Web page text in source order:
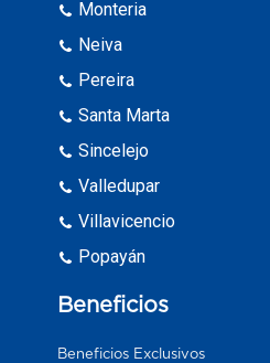
Monteria
Neiva
Pereira
Santa Marta
Sincelejo
Valledupar
Villavicencio
Popayán
Beneficios
Beneficios Exclusivos